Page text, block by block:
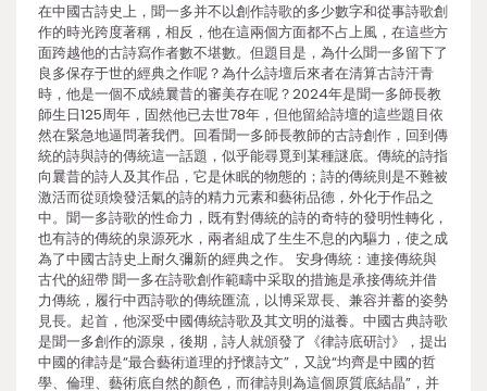
在中國古詩史上，聞一多并不以創作詩歌的多少數字和從事詩歌創
作的時光跨度著稱，相反，他在這兩個方面都不占上風，在這些方
面跨越他的古詩寫作者數不堪數。但題目是，為什么聞一多留下了
良多保存于世的經典之作呢？為什么詩壇后來者在清算古詩汗青
時，他是一個不成繞曩昔的審美存在呢？2024年是聞一多師長教
師生日125周年，固然他已去世78年，但他留給詩壇的這些題目依
然在緊急地逼問著我們。回看聞一多師長教師的古詩創作，回到傳
統的詩與詩的傳統這一話題，似乎能尋覓到某種謎底。傳統的詩指
向曩昔的詩人及其作品，它是休眠的物態的；詩的傳統則是不難被
激活而從頭煥發活氣的詩的精力元素和藝術品德，外化于作品之
中。聞一多詩歌的性命力，既有對傳統的詩的奇特的發明性轉化，
也有詩的傳統的泉源死水，兩者組成了生生不息的內驅力，使之成
為了中國古詩史上耐久彌新的經典之作。 安身傳統：連接傳統與
古代的紐帶 聞一多在詩歌創作範疇中采取的措施是承接傳統并借
力傳統，履行中西詩歌的傳統匯流，以博采眾長、兼容并蓄的姿勢
見長。起首，他深受中國傳統詩歌及其文明的滋養。中國古典詩歌
是聞一多創作的源泉，後期，詩人就頒發了《律詩底研討》，提出
中國的律詩是“最合藝術道理的抒懷詩文”，又說“均齊是中國的哲
學、倫理、藝術底自然的顏色，而律詩則為這個原質底結晶”，并